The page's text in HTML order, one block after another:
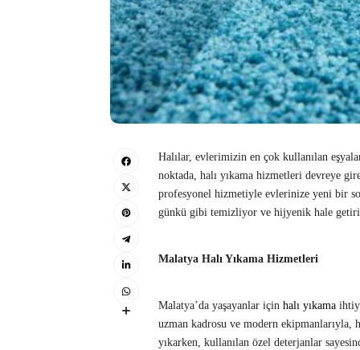
Halılar, evlerimizin en çok kullanılan
noktada, halı yıkama hizmetleri devreye
profesyonel hizmetiyle evlerinize yeni bir
günkü gibi temizliyor ve hijyenik hale
Malatya Halı Yıkama Hizmetleri
Malatya’da yaşayanlar için halı yıkama
uzman kadrosu ve modern ekipmanlarıyla,
yıkarken, kullanılan özel deterjanlar